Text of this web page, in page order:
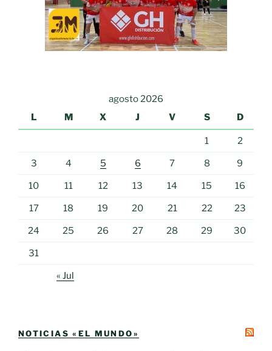
agosto 2026
L
M X J V S D
1 2
3 4 5 6 7 8 9
10 11 12 13 14 15 16
17 18 19 20 21 22 23
24 25 26 27 28 29 30
31
« Jul
NOTICIAS «EL MUNDO»